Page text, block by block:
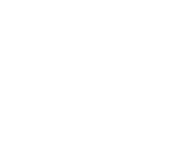
本來滿足您的要求。您可以
者